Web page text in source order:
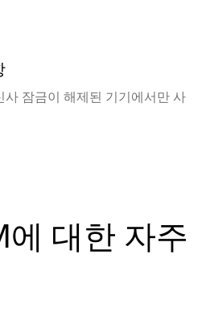
사 잠금이 해제된 기기에서만 사
대한 자주